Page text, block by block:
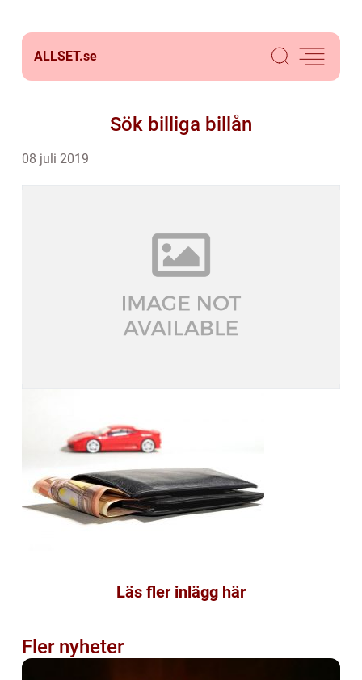
ALLSET.se
Sök billiga billån
08 juli 2019
Läs fler inlägg här
Fler nyheter